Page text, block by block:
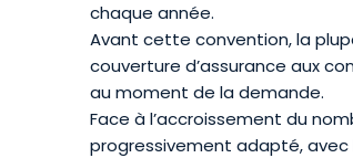
chaque année.
Avant cette convention, la
couverture d’assurance aux
au moment de la demande.
Face à l’accroissement du
progressivement adapté, avec